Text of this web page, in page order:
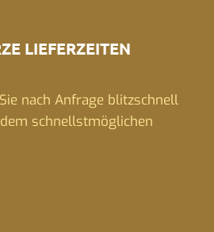
LIEFERZEITEN
nach Anfrage blitzschnell
schnellstmöglichen